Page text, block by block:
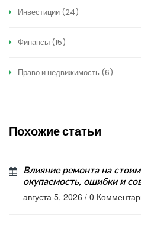
Инвестиции (24)
Финансы (15)
Право и недвижимость (6)
Похожие статьи
Влияние ремонта на
окупаемость, ошибки и
августа 5, 2026 / 0